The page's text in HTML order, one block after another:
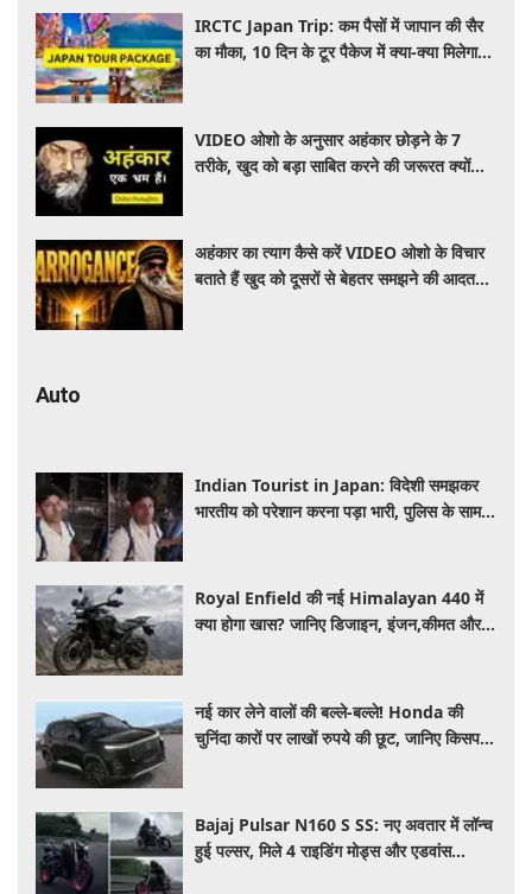
IRCTC Japan Trip: कम पैसों में जापान की सैर
का मौका, 10 दिन के टूर पैकेज में क्या-क्या मिलेगा?
VIDEO ओशो के अनुसार अहंकार छोड़ने के 7
तरीके, खुद को बड़ा साबित करने की जरूरत क्यों
अहंकार का त्याग कैसे करें VIDEO ओशो के विचार
बताते हैं खुद को दूसरों से बेहतर समझने की आदत
Auto
Indian Tourist in Japan: विदेशी समझकर
भारतीय को परेशान करना पड़ा भारी, पुलिस के सामने
Royal Enfield की नई Himalayan 440 में
क्या होगा खास? जानिए डिजाइन, इंजन,कीमत और
नई कार लेने वालों की बल्ले-बल्ले! Honda की
चुनिंदा कारों पर लाखों रुपये की छूट, जानिए किसपर-
Bajaj Pulsar N160 S SS: नए अवतार में लॉन्च
हुई पल्सर, मिले 4 राइडिंग मोड्स और एडवांस